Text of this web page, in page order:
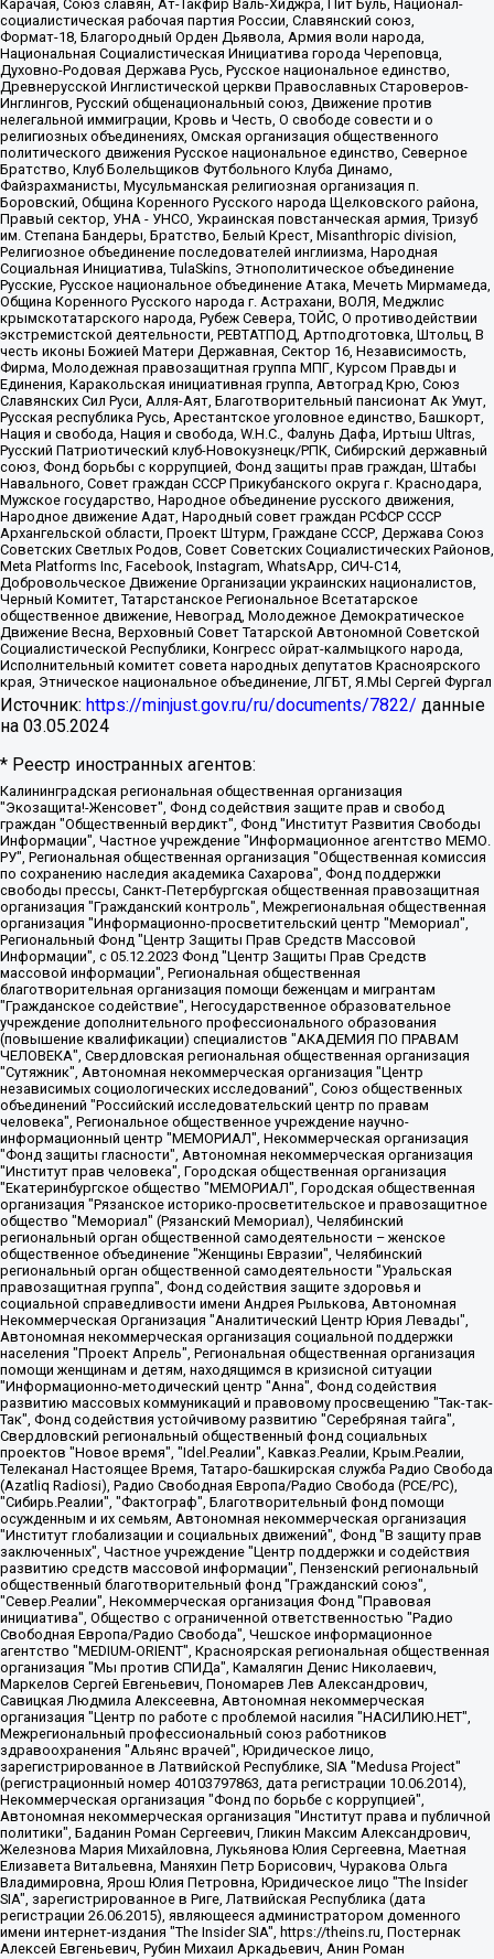
Карачая, Союз славян, Ат-Такфир Валь-Хиджра, Пит Буль, Национал-
социалистическая рабочая партия России, Славянский союз,
Формат-18, Благородный Орден Дьявола, Армия воли народа,
Национальная Социалистическая Инициатива города Череповца,
Духовно-Родовая Держава Русь, Русское национальное единство,
Древнерусской Инглистической церкви Православных Староверов-
Инглингов, Русский общенациональный союз, Движение против
нелегальной иммиграции, Кровь и Честь, О свободе совести и о
религиозных объединениях, Омская организация общественного
политического движения Русское национальное единство, Северное
Братство, Клуб Болельщиков Футбольного Клуба Динамо,
Файзрахманисты, Мусульманская религиозная организация п.
Боровский, Община Коренного Русского народа Щелковского района,
Правый сектор, УНА - УНСО, Украинская повстанческая армия, Тризуб
им. Степана Бандеры, Братство, Белый Крест, Misanthropic division,
Религиозное объединение последователей инглиизма, Народная
Социальная Инициатива, TulaSkins, Этнополитическое объединение
Русские, Русское национальное объединение Атака, Мечеть Мирмамеда,
Община Коренного Русского народа г. Астрахани, ВОЛЯ, Меджлис
крымскотатарского народа, Рубеж Севера, ТОЙС, О противодействии
экстремистской деятельности, РЕВТАТПОД, Артподготовка, Штольц, В
честь иконы Божией Матери Державная, Сектор 16, Независимость,
Фирма, Молодежная правозащитная группа МПГ, Курсом Правды и
Единения, Каракольская инициативная группа, Автоград Крю, Союз
Славянских Сил Руси, Алля-Аят, Благотворительный пансионат Ак Умут,
Русская республика Русь, Арестантское уголовное единство, Башкорт,
Нация и свобода, Нация и свобода, W.H.С., Фалунь Дафа, Иртыш Ultras,
Русский Патриотический клуб-Новокузнецк/РПК, Сибирский державный
союз, Фонд борьбы с коррупцией, Фонд защиты прав граждан, Штабы
Навального, Совет граждан СССР Прикубанского округа г. Краснодара,
Мужское государство, Народное объединение русского движения,
Народное движение Адат, Народный совет граждан РСФСР СССР
Архангельской области, Проект Штурм, Граждане СССР, Держава Союз
Советских Светлых Родов, Совет Советских Социалистических Районов,
Meta Platforms Inc, Facebook, Instagram, WhatsApp, СИЧ-С14,
Добровольческое Движение Организации украинских националистов,
Черный Комитет, Татарстанское Региональное Всетатарское
общественное движение, Невоград, Молодежное Демократическое
Движение Весна, Верховный Совет Татарской Автономной Советской
Социалистической Республики, Конгресс ойрат-калмыцкого народа,
Исполнительный комитет совета народных депутатов Красноярского
края, Этническое национальное объединение, ЛГБТ, Я.МЫ Сергей Фургал
Источник: https://minjust.gov.ru/ru/documents/7822/ данные
на 03.05.2024
* Реестр иностранных агентов:
Калининградская региональная общественная организация "Экозащита!-Женсовет", Фонд содействия защите прав и свобод граждан "Общественный вердикт", Фонд "Институт Развития Свободы Информации", Частное учреждение "Информационное агентство МЕМО. РУ", Региональная общественная организация "Общественная комиссия по сохранению наследия академика Сахарова", Фонд поддержки свободы прессы, Санкт-Петербургская общественная правозащитная организация "Гражданский контроль", Межрегиональная общественная организация "Информационно-просветительский центр "Мемориал", Региональный Фонд "Центр Защиты Прав Средств Массовой Информации", с 05.12.2023 Фонд "Центр Защиты Прав Средств массовой информации", Региональная общественная благотворительная организация помощи беженцам и мигрантам "Гражданское содействие", Негосударственное образовательное учреждение дополнительного профессионального образования (повышение квалификации) специалистов "АКАДЕМИЯ ПО ПРАВАМ ЧЕЛОВЕКА", Свердловская региональная общественная организация "Сутяжник", Автономная некоммерческая организация "Центр независимых социологических исследований", Союз общественных объединений "Российский исследовательский центр по правам человека", Региональное общественное учреждение научно-информационный центр "МЕМОРИАЛ", Некоммерческая организация "Фонд защиты гласности", Автономная некоммерческая организация "Институт прав человека", Городская общественная организация "Екатеринбургское общество "МЕМОРИАЛ", Городская общественная организация "Рязанское историко-просветительское и правозащитное общество "Мемориал" (Рязанский Мемориал), Челябинский региональный орган общественной самодеятельности – женское общественное объединение "Женщины Евразии", Челябинский региональный орган общественной самодеятельности "Уральская правозащитная группа", Фонд содействия защите здоровья и социальной справедливости имени Андрея Рылькова, Автономная Некоммерческая Организация "Аналитический Центр Юрия Левады", Автономная некоммерческая организация социальной поддержки населения "Проект Апрель", Региональная общественная организация помощи женщинам и детям, находящимся в кризисной ситуации "Информационно-методический центр "Анна", Фонд содействия развитию массовых коммуникаций и правовому просвещению "Так-так-Так", Фонд содействия устойчивому развитию "Серебряная тайга", Свердловский региональный общественный фонд социальных проектов "Новое время", "Idel.Реалии", Кавказ.Реалии, Крым.Реалии, Телеканал Настоящее Время, Татаро-башкирская служба Радио Свобода (Azatliq Radiosi), Радио Свободная Европа/Радио Свобода (PCE/PC), "Сибирь.Реалии", "Фактограф", Благотворительный фонд помощи осужденным и их семьям, Автономная некоммерческая организация "Институт глобализации и социальных движений", Фонд "В защиту прав заключенных", Частное учреждение "Центр поддержки и содействия развитию средств массовой информации", Пензенский региональный общественный благотворительный фонд "Гражданский союз", "Север.Реалии", Некоммерческая организация Фонд "Правовая инициатива", Общество с ограниченной ответственностью "Радио Свободная Европа/Радио Свобода", Чешское информационное агентство "MEDIUM-ORIENT", Красноярская региональная общественная организация "Мы против СПИДа", Камалягин Денис Николаевич, Маркелов Сергей Евгеньевич, Пономарев Лев Александрович, Савицкая Людмила Алексеевна, Автономная некоммерческая организация "Центр по работе с проблемой насилия "НАСИЛИЮ.НЕТ", Межрегиональный профессиональный союз работников здравоохранения "Альянс врачей", Юридическое лицо, зарегистрированное в Латвийской Республике, SIA "Medusa Project" (регистрационный номер 40103797863, дата регистрации 10.06.2014), Некоммерческая организация "Фонд по борьбе с коррупцией", Автономная некоммерческая организация "Институт права и публичной политики", Баданин Роман Сергеевич, Гликин Максим Александрович, Железнова Мария Михайловна, Лукьянова Юлия Сергеевна, Маетная Елизавета Витальевна, Маняхин Петр Борисович, Чуракова Ольга Владимировна, Ярош Юлия Петровна, Юридическое лицо "The Insider SIA", зарегистрированное в Риге, Латвийская Республика (дата регистрации 26.06.2015), являющееся администратором доменного имени интернет-издания "The Insider SIA", https://theins.ru, Постернак Алексей Евгеньевич, Рубин Михаил Аркадьевич, Анин Роман Александрович, Юридическое лицо Istories fonds, зарегистрированное в Латвийской Республике (регистрационный номер 50008295751, дата регистрации 24.02.2020), Великовский Дмитрий Александрович, Долинина Ирина Николаевна, Мароховская Алеся Алексеевна, Шлейнов Роман Юрьевич, Шмагун Олеся Валентиновна, Общество с ограниченной ответственностью "Альтаир 2021", Общество с ограниченной ответственностью "Вега 2021", Общество с ограниченной ответственностью "Главный редактор 2021", Общество с ограниченной ответственностью "Ромашки монолит", Важенков Артем Валерьевич, Ивановская областная общественная организация "Центр гендерных исследований", Гурман Юрий Альбертович, Медиапроект "ОВД-Инфо", Егоров Владимир Владимирович, Жилинский Владимир Александрович, Общество с ограниченной ответственностью "ЗП", Иванова София Юрьевна, Карезина Инна Павловна, Кильтау Екатерина Викторовна, Петров Алексей Викторович, Пискунов Сергей Евгеньевич, Смирнов Сергей Сергеевич, Тихонов Михаил Сергеевич, Общество с ограниченной ответственностью "ЖУРНАЛИСТ-ИНОСТРАННЫЙ АГЕНТ", Арапова Галина Юрьевна, Вольтская Татьяна Анатольевна, Американская компания "Mason G.E.S. Anonymous Foundation" (США), являющаяся владельцем интернет-издания https://mnews.world/, Компания "Stichting Bellingcat", зарегистрированная в Нидерландах (дата регистрации 11.07.2018), Захаров Андрей Вячеславович, Клепиковская Екатерина Дмитриевна, Общество с ограниченной ответственностью "МЕМО", Перл Роман Александрович, Симонов Евгений Алексеевич, Соловьева Елена Анатольевна, Сотников Даниил Владимирович, Сурначева Елизавета Дмитриевна, Автономная некоммерческая организация по защите прав человека и информированию населения "Якутия – Наше Мнение", Общество с ограниченной ответственностью "Москоу диджитал медиа", с 26.01.2023 Общество с ограниченной ответственностью "Чайка Белые сады", Ветошкина Валерия Валерьевна, Заговора Максим Александрович, Межрегиональное общественное движение "Российская ЛГБТ - сеть", Оленичев Максим Владимирович, Павлов Иван Юрьевич, Скворцова Елена Сергеевна, Общество с ограниченной ответственностью "Как бы инагент", Кочетков Игорь Викторович, Общество с ограниченной ответственностью "Честные выборы", Еланчик Олег Александрович, Общество с ограниченной ответственностью "Нобелевский призыв", Гималова Регина Эмилевна, Григорьев Андрей Валерьевич, Григорьева Алина Александровна, Ассоциация по содействию защите прав призывников, альтернативнослужащих и военнослужащих "Правозащитная группа "Гражданин.Армия.Право", Хисамова Регина Фаритовна, Автономная некоммерческая организация по реализации социально-правовых программ "Лилит", Дальневосточное общественное движение "Маяк", Санкт-Петербургская ЛГБТ-инициативная группа "Выход", Инициативная группа ЛГБТ+ "Реверс", Алексеев Андрей Викторович, Бекбулатова Таисия Львовна, Беляев Иван Михайлович, Владыкина Елена Сергеевна, Гельман Марат Александрович, Никульшина Вероника Юрьевна, Толоконникова Надежда Андреевна, Шендерович Виктор Анатольевич, Общество с ограниченной ответственностью "Данное сообщение", Общество с ограниченной ответственностью Издательский дом "Новая глава", Айнбиндер Александра Александровна, Московский комьюнити-центр для ЛГБТ+инициатив, Благотворительный фонд развития филантропии, Deutsche Welle (Германия, Kurt-Schumacher-Strasse 3, 53113 Bonn), Борзунова Мария Михайловна, Воробьев Виктор Викторович, Голубева Анна Львовна, Константинова Алла Михайловна, Малкова Ирина Владимировна, Мурадов Мурад Абдулгалимович, Осетинская Елизавета Николаевна, Понасенков Евгений Николаевич, Ганапольский Матвей Юрьевич, Киселев Евгений Алексеевич, Борухович Ирина Григорьевна, Дремин Иван Тимофеевич, Дубровский Дмитрий Викторович, Красноярская региональная общественная организация поддержки и развития альтернативных образовательных технологий и межкультурных коммуникаций "ИНТЕРРА", Маяковская Екатерина Алексеевна, Фейгин Марк Захарович, Филимонов Андрей Викторович, Дзугкоева Регина Николаевна, Доброхотов Роман Александрович, Дудь Юрий Александрович, Елкин Сергей Владимирович, Кругликов Кирилл Игоревич, Сабунаева Мария Леонидовна, Семенов Алексей Владимирович, Шаинян Карен Багратович, Шульман Екатерина Михайловна, Асафьев Артур Валерьевич, Вахштайн Виктор Семенович, Венедиктов Алексей Алексеевич, Лушникова Екатерина Евгеньевна, Волков Леонид Михайлович, Невзоров Александр Глебович, Пархоменко Сергей Борисович, Сироткин Ярослав Николаевич, Кара-Мурза Владимир Владимирович, Баранова Наталья Владимировна, Гозман Леонид Яковлевич, Кагарлицкий Борис Юльевич, Климарев Михаил Валерьевич, Милов Владимир Станиславович, Автономная некоммерческая организация Краснодарский центр современного искусства "Типография", Моргенштерн Алишер Тагирович, Соболь Любовь Эдуардовна, Общество с ограниченной ответственностью "ЛИЗА НОРМ", Каспаров Гарри Кимович, Ходорковский Михаил Борисович, Общество с ограниченной ответственностью "Апрельские тезисы", Данилович Ирина Брониславовна, Кашин Олег Владимирович, Петров Николай Владимирович, Пивоваров Алексей Владимирович, Соколов Михаил Владимирович, Цветкова Юлия Владимировна, Чичваркин Евгений Александрович, Комитет против пыток/Команда против пыток, Общество с ограниченной ответственностью "Первый научный", Общество с ограниченной ответственностью "Вертолет и ко", Белоцерковская Вероника Борисовна, Кац Максим Евгеньевич, Лазарева Татьяна Юрьевна, Шаведдинов Руслан Табризович, Яшин Илья Валерьевич, Общество с ограниченной ответственностью "Иноагент ААВ", Алешковский Дмитрий Петрович, Альбац Евгения Марковна, Быков Дмитрий Львович, Галямина Юлия Евгеньевна, Лойко Сергей Леонидович, Мартынов Кирилл Константинович, Медведев Сергей Александрович, Крашенинников Федор Геннадиевич, Гордеева Катерина Вл